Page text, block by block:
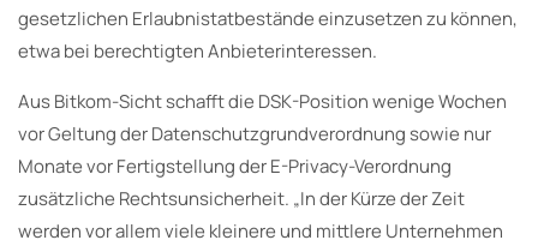
gesetzlichen Erlaubnistatbestände einzusetzen zu können,
etwa bei berechtigten Anbieterinteressen.
Aus Bitkom-Sicht schafft die DSK-Position wenige Wochen
vor Geltung der Datenschutzgrundverordnung sowie nur
Monate vor Fertigstellung der E-Privacy-Verordnung
zusätzliche Rechtsunsicherheit. „In der Kürze der Zeit
werden vor allem viele kleinere und mittlere Unternehmen